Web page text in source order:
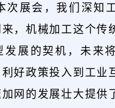
次展会，我们深知
，机械加工这个传
发展的契机，未来
好政策投入到工业
网的发展壮大提供